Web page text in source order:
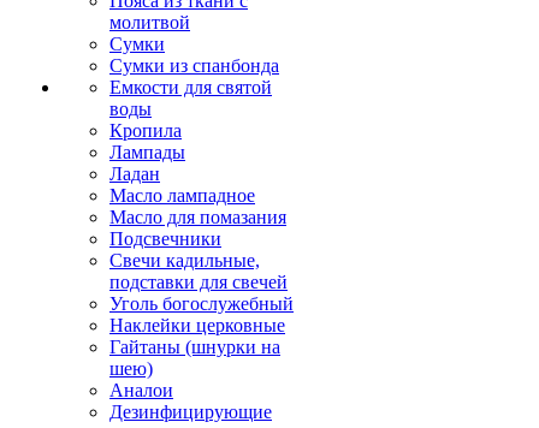
молитвой
Сумки
Сумки из спанбонда
Емкости для святой
воды
Кропила
Лампады
Ладан
Масло лампадное
Масло для помазания
Подсвечники
Свечи кадильные,
подставки для свечей
Уголь богослужебный
Наклейки церковные
Гайтаны (шнурки на
шею)
Аналои
Дезинфицирующие